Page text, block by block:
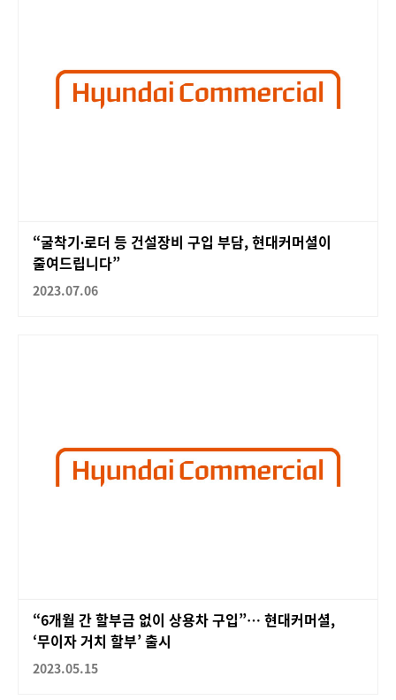
“굴착기∙로더 등 건설장비 구입 부담, 현대커머셜이
줄여드립니다”
2023.07.06
“6개월 간 할부금 없이 상용차 구입”… 현대커머셜,
‘무이자 거치 할부’ 출시
2023.05.15